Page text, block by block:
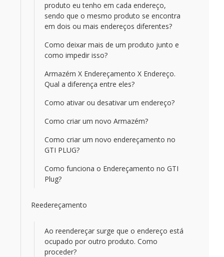
produto eu tenho em cada endereço,
sendo que o mesmo produto se encontra
em dois ou mais endereços diferentes?
Como deixar mais de um produto junto e
como impedir isso?
Armazém X Endereçamento X Endereço.
Qual a diferença entre eles?
Como ativar ou desativar um endereço?
Como criar um novo Armazém?
Como criar um novo endereçamento no
GTI PLUG?
Como funciona o Endereçamento no GTI
Plug?
Reedereçamento
Ao reendereçar surge que o endereço está
ocupado por outro produto. Como
proceder?